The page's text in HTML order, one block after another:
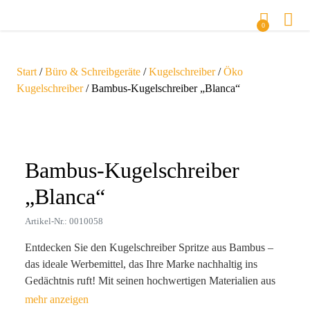
0
Start /Büro & Schreibgeräte /Kugelschreiber/Öko
Kugelschreiber/ Bambus-Kugelschreiber „Blanca“
Bambus-Kugelschreiber
„Blanca“
Artikel-Nr.: 0010058
Entdecken Sie den Kugelschreiber Spritze aus Bambus –
das ideale Werbemittel, das Ihre Marke nachhaltig ins
Gedächtnis ruft! Mit seinen hochwertigen Materialien aus
Bambus, Kunststoff und Metall kombiniert dieser